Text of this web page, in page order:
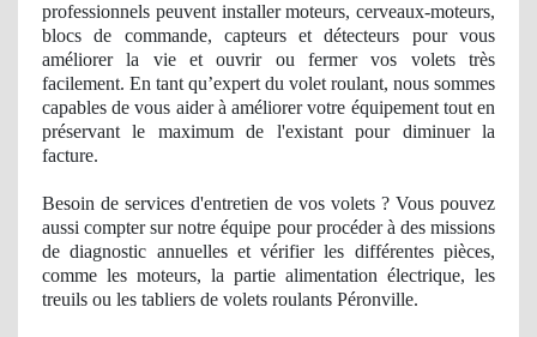
professionnels peuvent installer moteurs, cerveaux-moteurs,
blocs de commande, capteurs et détecteurs pour vous
améliorer la vie et ouvrir ou fermer vos volets très
facilement. En tant qu’expert du volet roulant, nous sommes
capables de vous aider à améliorer votre équipement tout en
préservant le maximum de l'existant pour diminuer la
facture.
Besoin de services d'entretien de vos volets ? Vous pouvez
aussi compter sur notre équipe pour procéder à des missions
de diagnostic annuelles et vérifier les différentes pièces,
comme les moteurs, la partie alimentation électrique, les
treuils ou les tabliers de volets roulants Péronville.